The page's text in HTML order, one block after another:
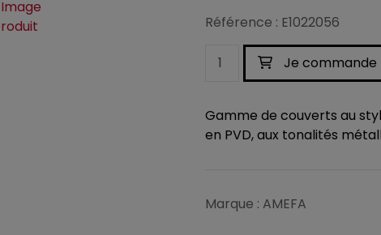
Référence : E1022056
Je commande
Gamme de couverts au
en PVD, aux tonalités
Marque : AMEFA